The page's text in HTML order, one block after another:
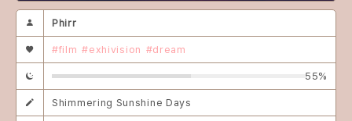
Phirr
#film #exhivision #dream
55%
Shimmering Sunshine Days